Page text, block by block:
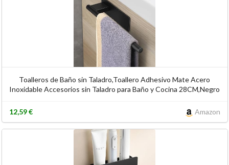
Toalleros de Baño sin Taladro,Toallero Adhesivo Mate Acero
Inoxidable Accesorios sin Taladro para Baño y Cocina 28CM,Negro
Amazon
12,59 €